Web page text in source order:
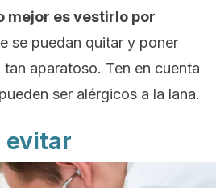
mejor es vestirlo por
se puedan quitar y poner
aparatoso. Ten en cuenta
ser alérgicos a la lana.
evitar